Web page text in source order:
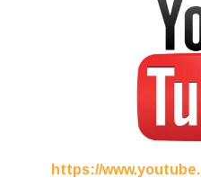
https://